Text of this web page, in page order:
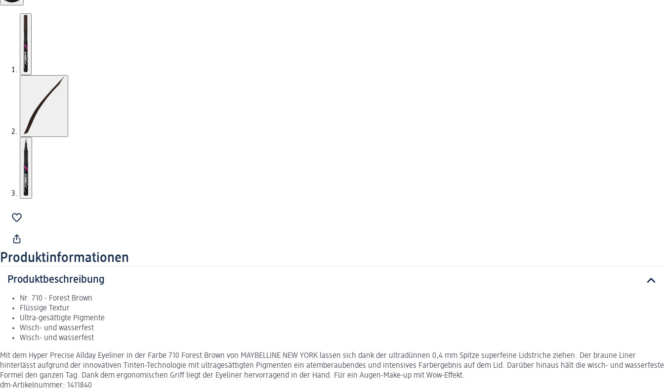
Produktinformationen
Produktbeschreibung
Nr. 710 - Forest Brown
Flüssige Textur
Ultra-gesättigte Pigmente
Wisch- und wasserfest
Wisch- und wasserfest
Mit dem Hyper Precise Allday Eyeliner in der Farbe 710 Forest Brown von MAYBELLINE NEW YORK lassen sich dank der ultradünnen 0,4 mm Spitze superfeine Lidstriche ziehen. Der braune Liner
hinterlässt aufgrund der innovativen Tinten-Technologie mit ultragesättigten Pigmenten ein atemberaubendes und intensives Farbergebnis auf dem Lid. Darüber hinaus hält die wisch- und wasserfeste
Formel den ganzen Tag. Dank dem ergonomischen Griff liegt der Eyeliner hervorragend in der Hand. Für ein Augen-Make-up mit Wow-Effekt.
dm-Artikelnummer: 1411840